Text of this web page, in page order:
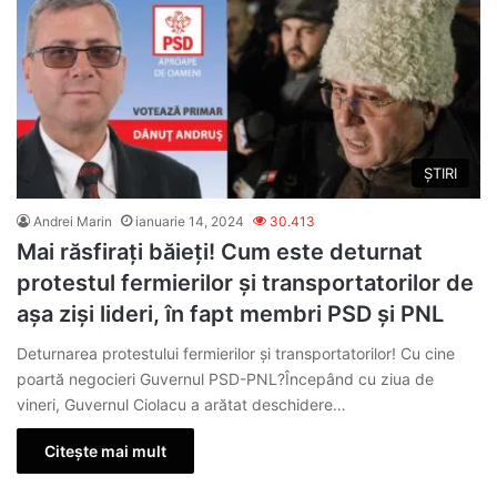
ȘTIRI
Andrei Marin ianuarie 14, 2024 30.413
Mai răsfirați băieți! Cum este deturnat
protestul fermierilor și transportatorilor de
așa ziși lideri, în fapt membri PSD și PNL
Deturnarea protestului fermierilor și transportatorilor! Cu cine
poartă negocieri Guvernul PSD-PNL?Începând cu ziua de
vineri, Guvernul Ciolacu a arătat deschidere…
Citește mai mult